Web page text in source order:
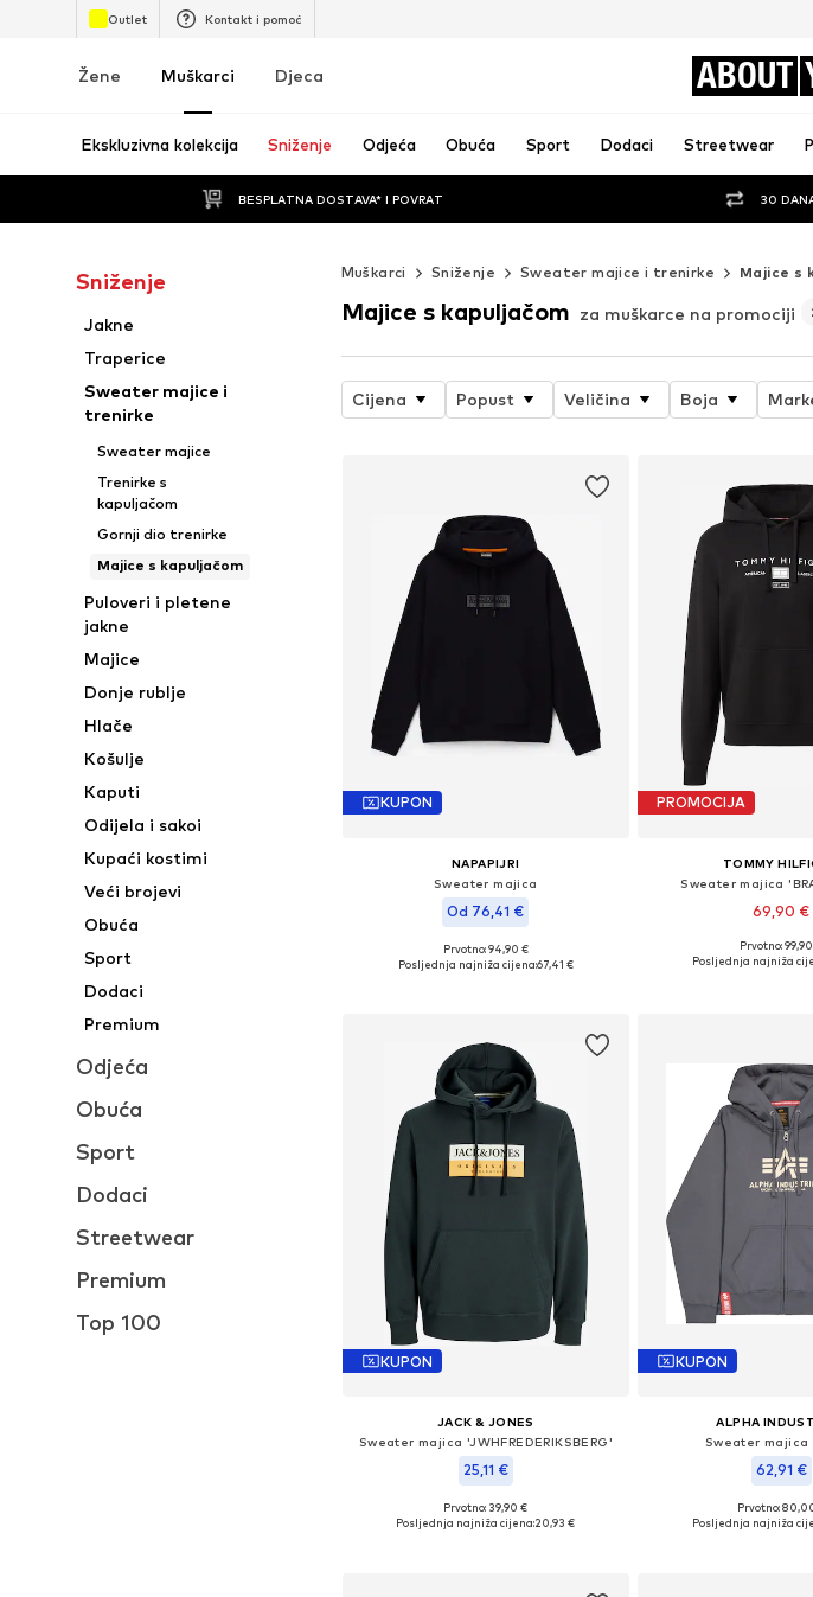
Outlet Kontakt i pomoć
Žene Muškarci Djeca ABOUT
Ekskluzivna kolekcija Sniženje Odjeća Obuća Sport Dodaci Streetwear
BESPLATNA DOSTAVA* I POVRAT 30
Sniženje
Jakne
Traperice
Sweater majice i
trenirke
Sweater majice
Trenirke s
kapuljačom
Gornji dio trenirke
Majice s kapuljačom
Puloveri i pletene
jakne
Majice
Donje rublje
Hlače
Košulje
Kaputi
Odijela i sakoi
Kupaći kostimi
Veći brojevi
Obuća
Sport
Dodaci
Premium
Odjeća
Obuća
Sport
Dodaci
Streetwear
Premium
Top 100
Muškarci Sniženje Sweater majice i trenirke Majice s
Majice s kapuljačom za muškarce na promociji
Cijena Popust Veličina Boja
KUPON
NAPAPIJRI
Sweater majica
Od 76,41 €
Dostupne veličine: XS, S, M, L, XL, XXL
Prvotno: 94,90 €
Posljednja najniža cijena:67,41 €
PROMOCIJA
TOMMY
Sweater majica
69,90 €
Dostupne veličine: S,
Prvotno:
Posljednja najniža
KUPON
JACK & JONES
Sweater majica 'JWHFREDERIKSBERG'
25,11 €
Dostupne veličine: S, M, L
Prvotno: 39,90 €
Posljednja najniža cijena:20,93 €
KUPON
ALPHA
Sweater majica
62,91 €
Dostupne veličine:
Prvotno:
Posljednja najniža